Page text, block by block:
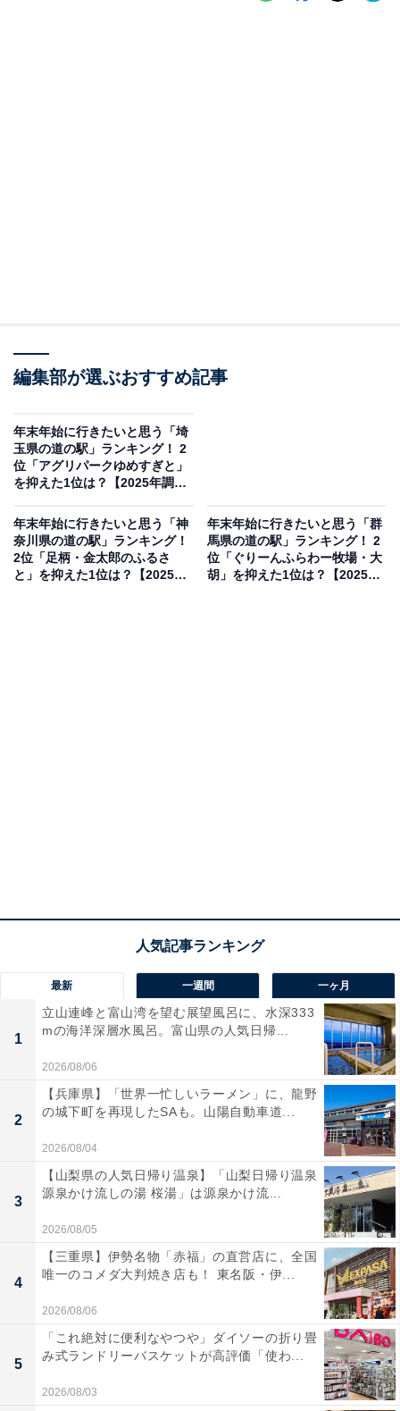
編集部が選ぶおすすめ記事
年末年始に行きたいと思う「埼
玉県の道の駅」ランキング！ 2
位「アグリパークゆめすぎと」
を抑えた1位は？【2025年調
年末年始に行きたいと思う「神
奈川県の道の駅」ランキング！
2位「足柄・金太郎のふるさ
と」を抑えた1位は？【2025年
年末年始に行きたいと思う「群
馬県の道の駅」ランキング！ 2
位「ぐりーんふらわー牧場・大
胡」を抑えた1位は？【2025年
最新 一週間 一ヶ月
1
立山連峰と富山湾を望む展望風呂に、水深333
mの海洋深層水風呂。富山県の人気日帰...
2026/08/06
2
【兵庫県】「世界一忙しいラーメン」に、龍野
の城下町を再現したSAも。山陽自動車道...
2026/08/04
3
【山梨県の人気日帰り温泉】「山梨日帰り温泉
源泉かけ流しの湯 桜湯」は源泉かけ流...
2026/08/05
4
【三重県】伊勢名物「赤福」の直営店に、全国
唯一のコメダ大判焼き店も！ 東名阪・伊...
2026/08/06
5
「これ絶対に便利なやつや」ダイソーの折り畳
み式ランドリーバスケットが高評価「使わ...
2026/08/03